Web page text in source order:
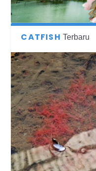
CATFISH Terbaru